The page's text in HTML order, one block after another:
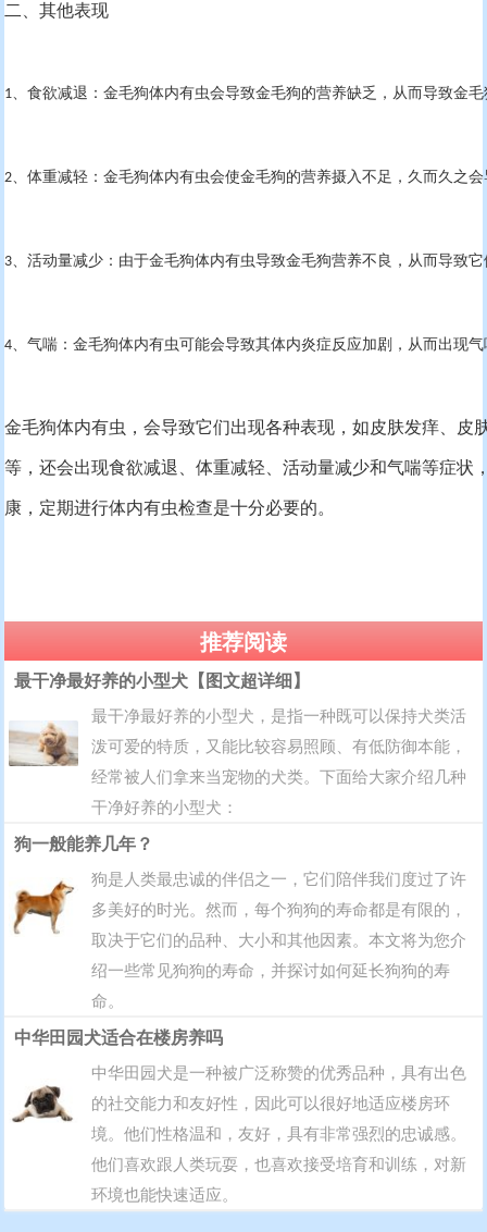
二、其他表现
1、食欲减退：金毛狗体内有虫会导致金毛狗的营养缺乏，从而导致金
2、体重减轻：金毛狗体内有虫会使金毛狗的营养摄入不足，久而久之
3、活动量减少：由于金毛狗体内有虫导致金毛狗营养不良，从而导致
4、气喘：金毛狗体内有虫可能会导致其体内炎症反应加剧，从而出现
金毛狗体内有虫，会导致它们出现各种表现，如皮肤发痒、皮
等，还会出现食欲减退、体重减轻、活动量减少和气喘等症状
康，定期进行体内有虫检查是十分必要的。
推荐阅读
最干净最好养的小型犬【图文超详细】
最干净最好养的小型犬，是指一种既可以保持犬类活
泼可爱的特质，又能比较容易照顾、有低防御本能，
经常被人们拿来当宠物的犬类。下面给大家介绍几种
干净好养的小型犬：
狗一般能养几年？
狗是人类最忠诚的伴侣之一，它们陪伴我们度过了许
多美好的时光。然而，每个狗狗的寿命都是有限的，
取决于它们的品种、大小和其他因素。本文将为您介
绍一些常见狗狗的寿命，并探讨如何延长狗狗的寿
命。
中华田园犬适合在楼房养吗
中华田园犬是一种被广泛称赞的优秀品种，具有出色
的社交能力和友好性，因此可以很好地适应楼房环
境。他们性格温和，友好，具有非常强烈的忠诚感。
他们喜欢跟人类玩耍，也喜欢接受培育和训练，对新
环境也能快速适应。